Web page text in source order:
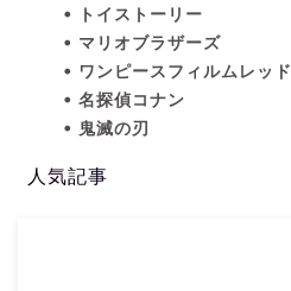
トイストーリー
マリオブラザーズ
ワンピースフィルムレッド
名探偵コナン
鬼滅の刃
人気記事